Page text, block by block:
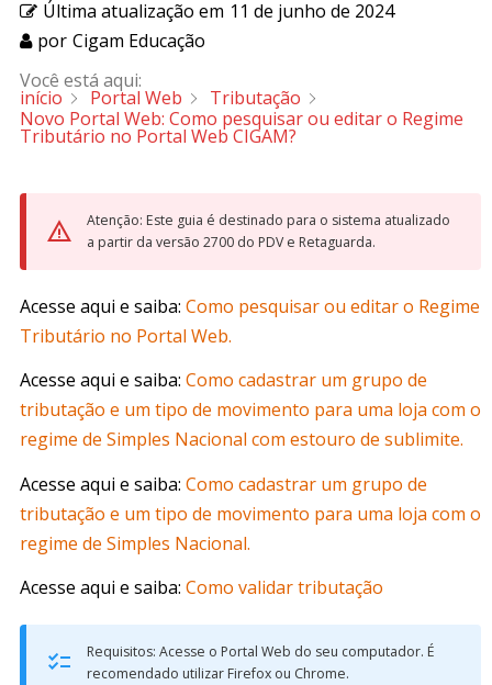
Última atualização em 11 de junho de 2024
por Cigam Educação
Você está aqui:
início Portal Web
Tributação
Novo Portal Web: Como pesquisar ou editar o Regime
Tributário no Portal Web CIGAM?
Atenção: Este guia é destinado para o sistema atualizado
a partir da versão 2700 do PDV e Retaguarda.
Acesse aqui e saiba: Como pesquisar ou editar o Regime
Tributário no Portal Web.
Acesse aqui e saiba: Como cadastrar um grupo de
tributação e um tipo de movimento para uma loja com o
regime de Simples Nacional com estouro de sublimite.
Acesse aqui e saiba: Como cadastrar um grupo de
tributação e um tipo de movimento para uma loja com o
regime de Simples Nacional.
Acesse aqui e saiba: Como validar tributação
Requisitos: Acesse o Portal Web do seu computador. É
recomendado utilizar Firefox ou Chrome.